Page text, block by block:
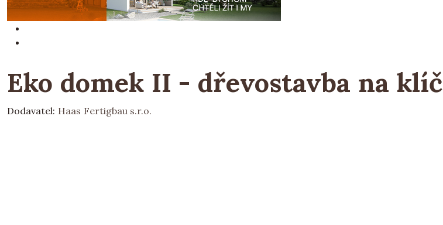
Eko domek II - dřevostavba na klíč
Dodavatel: Haas Fertigbau s.r.o.